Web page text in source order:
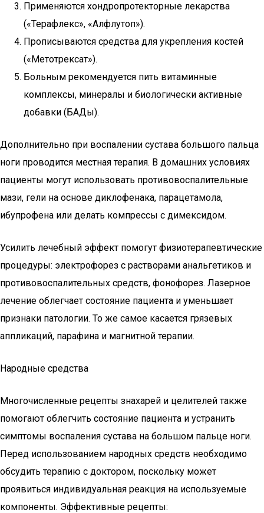
Применяются хондропротекторные лекарства
(«Терафлекс», «Алфлутоп»).
Прописываются средства для укрепления костей
(«Метотрексат»).
Больным рекомендуется пить витаминные
комплексы, минералы и биологически активные
добавки (БАДы).
Дополнительно при воспалении сустава большого пальца
ноги проводится местная терапия. В домашних условиях
пациенты могут использовать противовоспалительные
мази, гели на основе диклофенака, парацетамола,
ибупрофена или делать компрессы с димексидом.
Усилить лечебный эффект помогут физиотерапевтические
процедуры: электрофорез с растворами анальгетиков и
противовоспалительных средств, фонофорез. Лазерное
лечение облегчает состояние пациента и уменьшает
признаки патологии. То же самое касается грязевых
аппликаций, парафина и магнитной терапии.
Народные средства
Многочисленные рецепты знахарей и целителей также
помогают облегчить состояние пациента и устранить
симптомы воспаления сустава на большом пальце ноги.
Перед использованием народных средств необходимо
обсудить терапию с доктором, поскольку может
проявиться индивидуальная реакция на используемые
компоненты. Эффективные рецепты: